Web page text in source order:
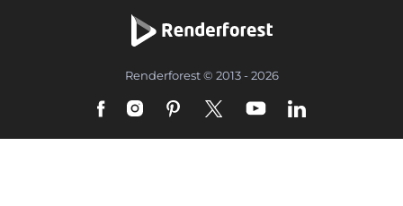
Renderforest © 2013 - 2026